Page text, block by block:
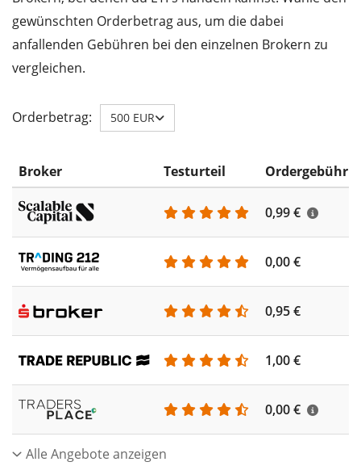
gewünschten Orderbetrag aus, um die dabei
anfallenden Gebühren bei den einzelnen Brokern zu
vergleichen.
Orderbetrag: 500 EUR
Broker Testurteil Ordergebühr
0,99 €
0,00 €
0,95 €
1,00 €
0,00 €
Alle Angebote anzeigen